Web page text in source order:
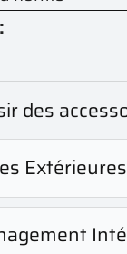
des
Extérieures